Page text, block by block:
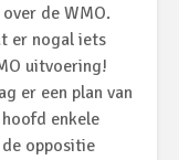
de WMO.
er nogal iets
uitvoering!
er een plan van
enkele
oppositie